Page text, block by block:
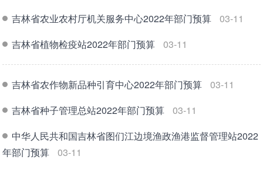
吉林省农业农村厅机关服务中心2022年部门预算
03-11
吉林省植物检疫站2022年部门预算
03-11
吉林省农作物新品种引育中心2022年部门预算
03-11
吉林省种子管理总站2022年部门预算
03-11
中华人民共和国吉林省图们江边境渔政渔港监督管理站2022
年部门预算
03-11